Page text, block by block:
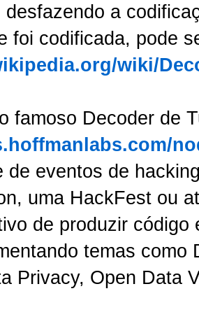
desfazendo a
foi codificada, pode
wiki/
famoso Decoder de
de eventos de
uma HackFest ou
de produzir código
temas como
Privacy, Open Data